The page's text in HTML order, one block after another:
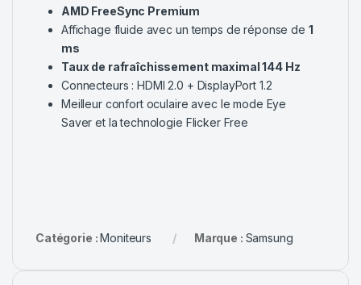
AMD FreeSync Premium
Affichage fluide avec un temps de réponse de 1
ms
Taux de rafraîchissement maximal 144 Hz
Connecteurs : HDMI 2.0 + DisplayPort 1.2
Meilleur confort oculaire avec le mode Eye
Saver et la technologie Flicker Free
Catégorie :Moniteurs Marque : Samsung